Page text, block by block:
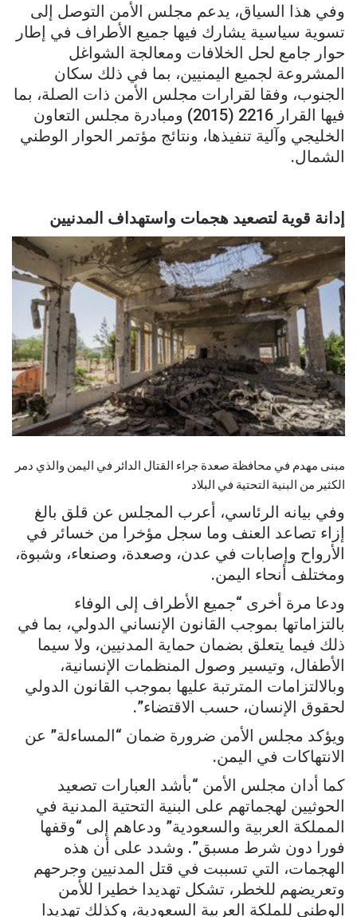
وفي هذا السياق، يدعم مجلس الأمن التوصل إلى
تسوية سياسية يشارك فيها جميع الأطراف في إطار
حوار جامع لحل الخلافات ومعالجة الشواغل
المشروعة لجميع اليمنيين، بما في ذلك سكان
الجنوب، وفقا لقرارات مجلس الأمن ذات الصلة، بما
فيها القرار 2216 (2015) ومبادرة مجلس التعاون
الخليجي وآلية تنفيذها، ونتائج مؤتمر الحوار الوطني
الشمال.
إدانة قوية لتصعيد هجمات واستهداف المدنيين
مبنى مهدم في محافظة صعدة جراء القتال الدائر في اليمن والذي دمر
الكثير من البنية التحتية في البلاد
وفي بيانه الرئاسي، أعرب المجلس عن قلق بالغ
إزاء تصاعد العنف وما سجل مؤخرا من خسائر في
الأرواح وإصابات في عدن، وصعدة، وصنعاء، وشبوة،
ومختلف أنحاء اليمن.
ودعا مرة أخرى “جميع الأطراف إلى الوفاء
بالتزاماتها بموجب القانون الإنساني الدولي، بما في
ذلك فيما يتعلق بضمان حماية المدنيين، ولا سيما
الأطفال، وتيسير وصول المنظمات الإنسانية،
وبالالتزامات المترتبة عليها بموجب القانون الدولي
لحقوق الإنسان، حسب الاقتضاء”.
ويؤكد مجلس الأمن ضرورة ضمان “المساءلة” عن
الانتهاكات في اليمن.
كما أدان مجلس الأمن “بأشد العبارات تصعيد
الحوثيين لهجماتهم على البنية التحتية المدنية في
المملكة العربية والسعودية” ودعاهم إلى “وقفها
فورا دون شرط مسبق”. وشدد على أن هذه
الهجمات، التي تسببت في قتل المدنيين وجرحهم
وتعريضهم للخطر، تشكل تهديدا خطيرا للأمن
الوطني للملكة العربية السعودية، وكذلك تهديدا